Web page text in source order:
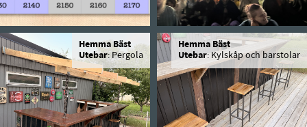
Hemma Bäst
Utebar: Pergola
Hemma Bäst
Utebar: Kylskåp och barstolar